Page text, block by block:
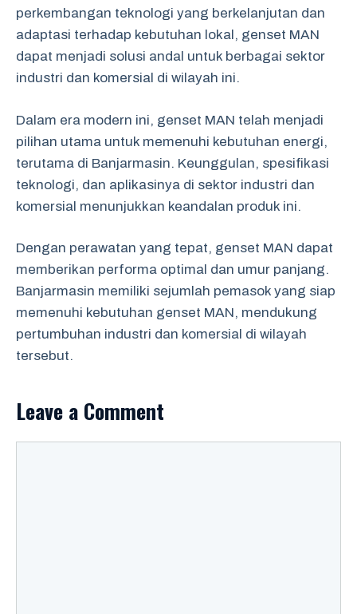
perkembangan teknologi yang berkelanjutan dan
adaptasi terhadap kebutuhan lokal, genset MAN
dapat menjadi solusi andal untuk berbagai sektor
industri dan komersial di wilayah ini.
Dalam era modern ini, genset MAN telah menjadi
pilihan utama untuk memenuhi kebutuhan energi,
terutama di Banjarmasin. Keunggulan, spesifikasi
teknologi, dan aplikasinya di sektor industri dan
komersial menunjukkan keandalan produk ini.
Dengan perawatan yang tepat, genset MAN dapat
memberikan performa optimal dan umur panjang.
Banjarmasin memiliki sejumlah pemasok yang siap
memenuhi kebutuhan genset MAN, mendukung
pertumbuhan industri dan komersial di wilayah
tersebut.
Leave a Comment